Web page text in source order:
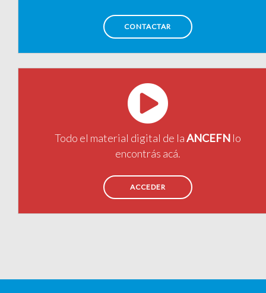
CONTACTAR
Todo el material digital de laANCEFNlo
encontrás acá.
ACCEDER